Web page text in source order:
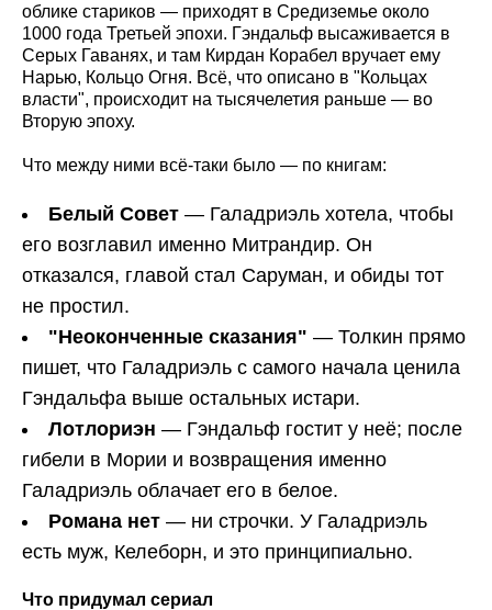
облике стариков — приходят в Средиземье около
1000 года Третьей эпохи. Гэндальф высаживается в
Серых Гаванях, и там Кирдан Корабел вручает ему
Нарью, Кольцо Огня. Всё, что описано в "Кольцах
власти", происходит на тысячелетия раньше — во
Вторую эпоху.
Что между ними всё-таки было — по книгам:
Белый Совет — Галадриэль хотела, чтобы
его возглавил именно Митрандир. Он
отказался, главой стал Саруман, и обиды тот
не простил.
"Неоконченные сказания" — Толкин прямо
пишет, что Галадриэль с самого начала ценила
Гэндальфа выше остальных истари.
Лотлориэн — Гэндальф гостит у неё; после
гибели в Мории и возвращения именно
Галадриэль облачает его в белое.
Романа нет — ни строчки. У Галадриэль
есть муж, Келеборн, и это принципиально.
Что придумал сериал